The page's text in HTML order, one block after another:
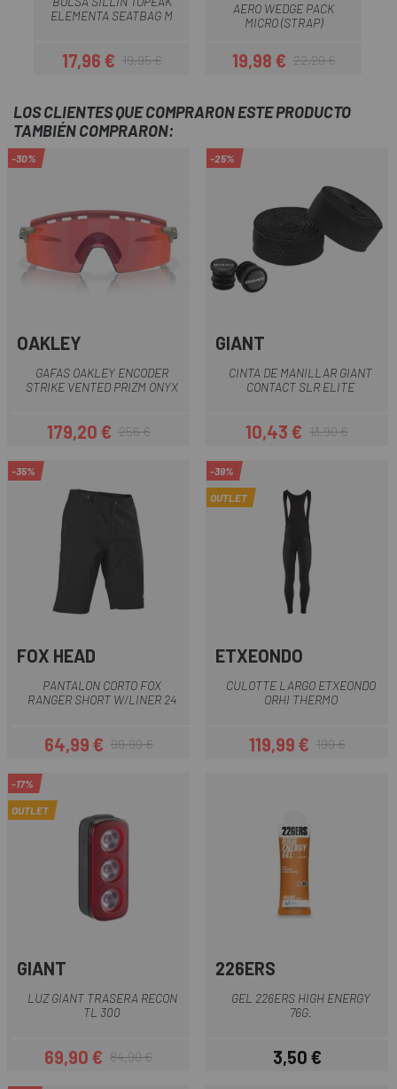
ELEMENTA SEATBAG M
Precio
17,96 €Precio regular
19,95 €
AERO WEDGE PACK
MICRO (STRAP)
Precio
19,98 €Precio regular
22,20 €
LOS CLIENTES QUE COMPRARON ESTE PRODUCTO
TAMBIÉN COMPRARON:
-30%
OAKLEY
GAFAS OAKLEY ENCODER
STRIKE VENTED PRIZM ONYX
Precio
179,20 €Precio regular
256 €
-25%
GIANT
CINTA DE MANILLAR GIANT
CONTACT SLR ELITE
Precio
10,43 €Precio regular
13,90 €
-35%
FOX HEAD
PANTALON CORTO FOX
RANGER SHORT W/LINER 24
Precio
64,99 €Precio regular
99,99 €
-39%
OUTLET
ETXEONDO
CULOTTE LARGO ETXEONDO
ORHI THERMO
Precio
119,99 €Precio regular
199 €
-17%
OUTLET
GIANT
LUZ GIANT TRASERA RECON
TL 300
Precio
69,90 €Precio regular
84,90 €
226ERS
GEL 226ERS HIGH ENERGY
76G.
Precio
3,50 €